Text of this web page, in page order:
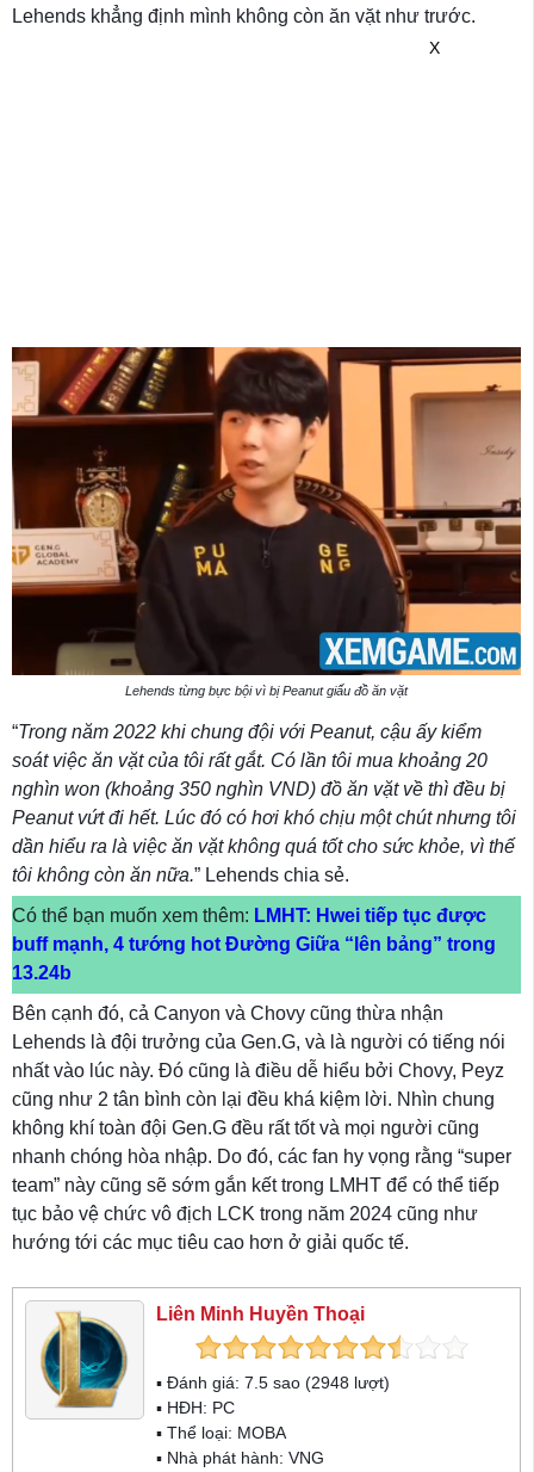
Lehends khẳng định mình không còn ăn vặt như trước.
X
Lehends từng bực bội vì bị Peanut giấu đồ ăn vặt
“Trong năm 2022 khi chung đội với Peanut, cậu ấy kiểm
soát việc ăn vặt của tôi rất gắt. Có lần tôi mua khoảng 20
nghìn won (khoảng 350 nghìn VND) đồ ăn vặt về thì đều bị
Peanut vứt đi hết. Lúc đó có hơi khó chịu một chút nhưng tôi
dần hiểu ra là việc ăn vặt không quá tốt cho sức khỏe, vì thế
tôi không còn ăn nữa.” Lehends chia sẻ.
Có thể bạn muốn xem thêm: LMHT: Hwei tiếp tục được
buff mạnh, 4 tướng hot Đường Giữa “lên bảng” trong
13.24b
Bên cạnh đó, cả Canyon và Chovy cũng thừa nhận
Lehends là đội trưởng của Gen.G, và là người có tiếng nói
nhất vào lúc này. Đó cũng là điều dễ hiểu bởi Chovy, Peyz
cũng như 2 tân bình còn lại đều khá kiệm lời. Nhìn chung
không khí toàn đội Gen.G đều rất tốt và mọi người cũng
nhanh chóng hòa nhập. Do đó, các fan hy vọng rằng “super
team” này cũng sẽ sớm gắn kết trong LMHT để có thể tiếp
tục bảo vệ chức vô địch LCK trong năm 2024 cũng như
hướng tới các mục tiêu cao hơn ở giải quốc tế.
Liên Minh Huyền Thoại
▪ Đánh giá: 7.5 sao (2948 lượt)
▪ HĐH: PC
▪ Thể loại: MOBA
▪ Nhà phát hành: VNG